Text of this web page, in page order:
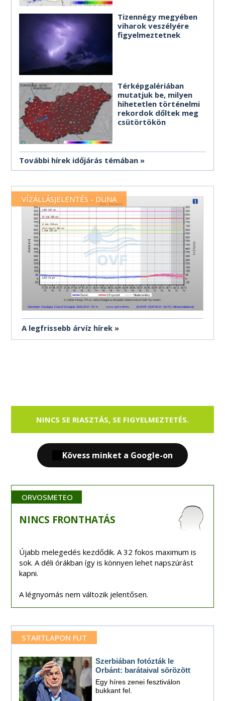
Tizennégy megyében
viharok veszélyére
figyelmeztetnek
Térképgalériában
mutatjuk be, milyen
hihetetlen történelmi
rekordok dőltek meg
csütörtökön
További hírek időjárás témában
VÍZÁLLÁSJELENTÉS - DUNA
A legfrissebb árvíz hírek
NINCS SE RIASZTÁS, SE FIGYELMEZTETÉS.
Kövess minket a Google-on
ORVOSMETEO
NINCS FRONTHATÁS
Újabb melegedés kezdődik. A 32 fokos maximum is
sok. A déli órákban így is könnyen lehet napszúrást
kapni.
A légnyomás nem változik jelentősen.
STARTLAPON FUT
Szerbiában fotózták le
Orbánt: barátaival sörözött
Egy híres zenei fesztiválon
bukkant fel.